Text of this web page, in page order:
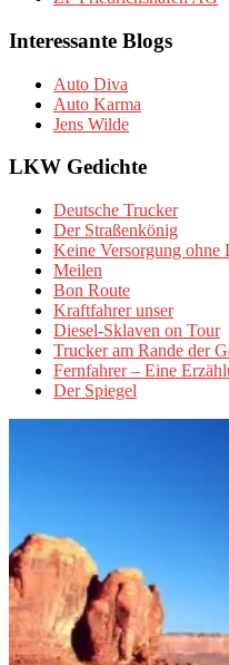
Interessante Blogs
Auto Diva
Auto Karma
Jens Wilde
LKW Gedichte
Deutsche Trucker
Der Straßenkönig
Keine Versorgung
Meilen
Bon Route
Kraftfahrer unser
Diesel-Sklaven on Tour
Trucker am Rande der
Fernfahrer – Eine
Der Spiegel